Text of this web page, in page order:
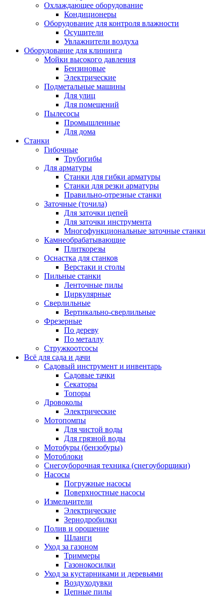
Охлаждающее оборудование
Кондиционеры
Оборудование для контроля влажности
Осушители
Увлажнители воздуха
Оборудование для клининга
Мойки высокого давления
Бензиновые
Электрические
Подметальные машины
Для улиц
Для помещений
Пылесосы
Промышленные
Для дома
Станки
Гибочные
Трубогибы
Для арматуры
Станки для гибки арматуры
Станки для резки арматуры
Правильно-отрезные станки
Заточные (точила)
Для заточки цепей
Для заточки инструмента
Многофункциональные заточные станки
Камнеобрабатывающие
Плиткорезы
Оснастка для станков
Верстаки и столы
Пильные станки
Ленточные пилы
Циркулярные
Сверлильные
Вертикально-сверлильные
Фрезерные
По дереву
По металлу
Стружкоотсосы
Всё для сада и дачи
Садовый инструмент и инвентарь
Садовые тачки
Секаторы
Топоры
Дровоколы
Электрические
Мотопомпы
Для чистой воды
Для грязной воды
Мотобуры (бензобуры)
Мотоблоки
Снегоуборочная техника (снегоуборщики)
Насосы
Погружные насосы
Поверхностные насосы
Измельчители
Электрические
Зернодробилки
Полив и орошение
Шланги
Уход за газоном
Триммеры
Газонокосилки
Уход за кустарниками и деревьями
Воздуходувки
Цепные пилы